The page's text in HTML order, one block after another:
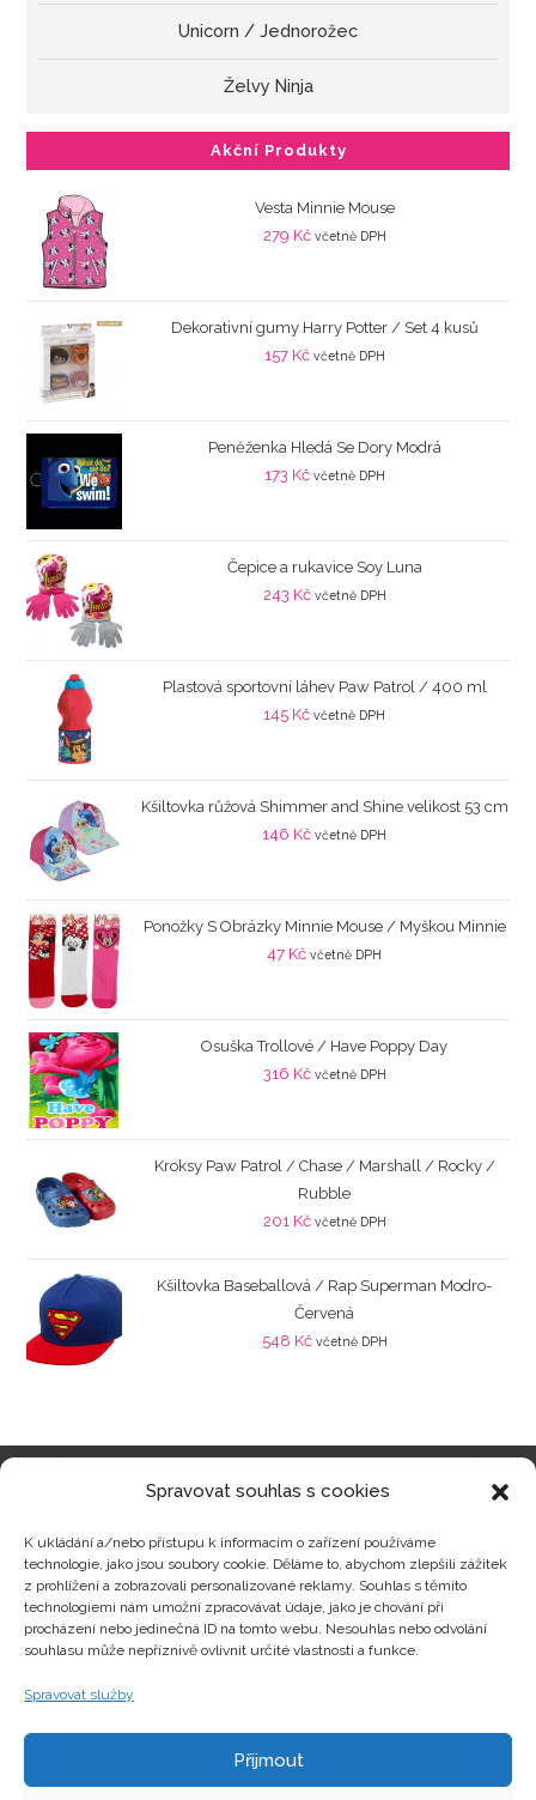
Spravovat souhlas s cookies
K ukládání a/nebo přístupu k informacím o zařízení používáme
technologie, jako jsou soubory cookie. Děláme to, abychom zlepšili zážitek
z prohlížení a zobrazovali personalizované reklamy. Souhlas s těmito
technologiemi nám umožní zpracovávat údaje, jako je chování při
procházení nebo jedinečná ID na tomto webu. Nesouhlas nebo odvolání
souhlasu může nepříznivě ovlivnit určité vlastnosti a funkce.
Spravovat služby
Přijmout
Unicorn / Jednorožec
Želvy Ninja
Akční Produkty
Vesta Minnie Mouse
279 Kč včetně DPH
Dekorativní gumy Harry Potter / Set 4 kusů
157 Kč včetně DPH
Peněženka Hledá Se Dory Modrá
173 Kč včetně DPH
Čepice a rukavice Soy Luna
243 Kč včetně DPH
Plastová sportovní láhev Paw Patrol / 400 ml
145 Kč včetně DPH
Kšiltovka růžová Shimmer and Shine velikost 53 cm
146 Kč včetně DPH
Ponožky S Obrázky Minnie Mouse / Myškou Minnie
47 Kč včetně DPH
Osuška Trollové / Have Poppy Day
316 Kč včetně DPH
Kroksy Paw Patrol / Chase / Marshall / Rocky /
Rubble
201 Kč včetně DPH
Kšiltovka Baseballová / Rap Superman Modro-
Červená
548 Kč včetně DPH
Zajímavosti
Kontakty